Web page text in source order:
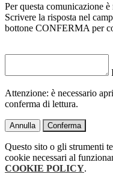
Per questa comunicazione
Scrivere la risposta nel
bottone CONFERMA per
Attenzione: è necessario
conferma di lettura.
Annulla Conferma
Questo sito o gli strumenti
cookie necessari al
COOKIE POLICY.